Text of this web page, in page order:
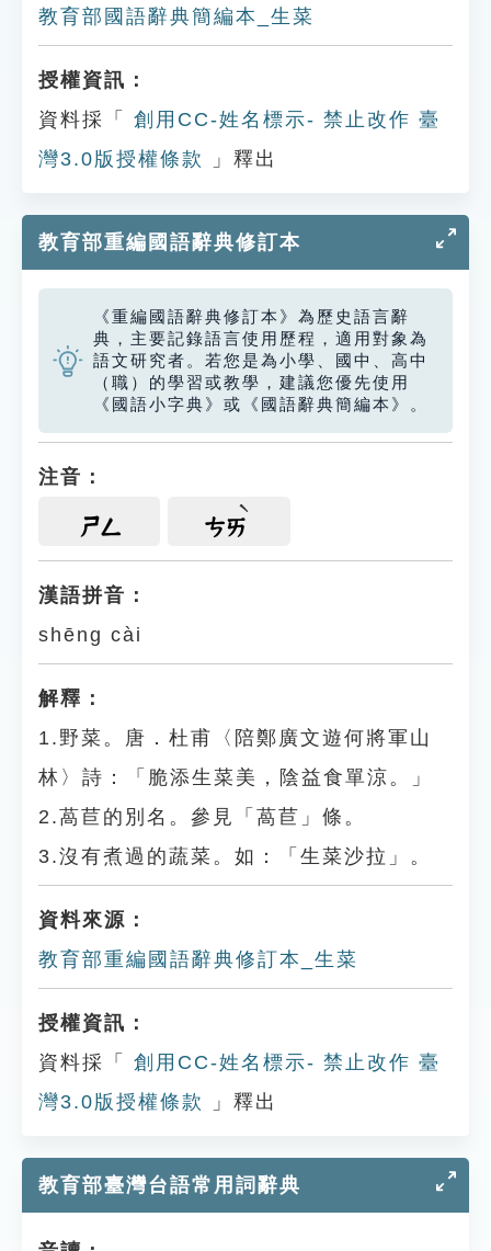
教育部國語辭典簡編本_生菜
授權資訊：
資料採「
創用CC-姓名標示- 禁止改作 臺
灣3.0版授權條款
」釋出
教育部重編國語辭典修訂本
《重編國語辭典修訂本》為歷史語言辭
典，主要記錄語言使用歷程，適用對象為
語文研究者。若您是為小學、國中、高中
（職）的學習或教學，建議您優先使用
《國語小字典》或《國語辭典簡編本》。
注音：
ㄕㄥ ㄘㄞ
漢語拼音：
shēng cài
解釋：
1.野菜。唐．杜甫〈陪鄭廣文遊何將軍山
林〉詩：「脆添生菜美，陰益食單涼。」
2.萵苣的別名。參見「萵苣」條。
3.沒有煮過的蔬菜。如：「生菜沙拉」。
資料來源：
教育部重編國語辭典修訂本_生菜
授權資訊：
資料採「
創用CC-姓名標示- 禁止改作 臺
灣3.0版授權條款
」釋出
教育部臺灣台語常用詞辭典